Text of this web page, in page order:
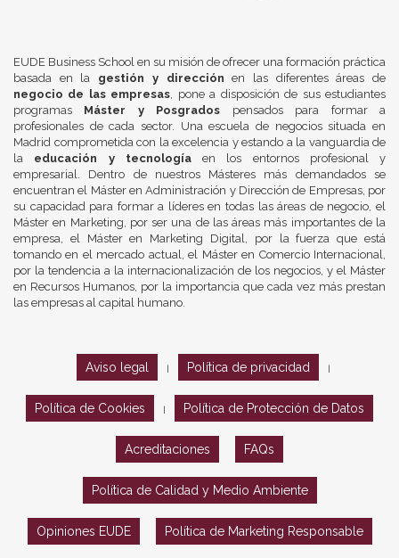
EUDE Business School en su misión de ofrecer una formación práctica
basada en la gestión y dirección en las diferentes áreas de
negocio de las empresas, pone a disposición de sus estudiantes
programas Máster y Posgrados pensados para formar a
profesionales de cada sector. Una escuela de negocios situada en
Madrid comprometida con la excelencia y estando a la vanguardia de
la educación y tecnologíaen los entornos profesional y
empresarial. Dentro de nuestros Másteres más demandados se
encuentran el Máster en Administración y Dirección de Empresas, por
su capacidad para formar a líderes en todas las áreas de negocio, el
Máster en Marketing, por ser una de las áreas más importantes de la
empresa, el Máster en Marketing Digital, por la fuerza que está
tomando en el mercado actual, el Máster en Comercio Internacional,
por la tendencia a la internacionalización de los negocios, y el Máster
en Recursos Humanos, por la importancia que cada vez más prestan
las empresas al capital humano.
Aviso legal Política de privacidad
Política de Cookies Política de Protección de Datos
Acreditaciones FAQs
Política de Calidad y Medio Ambiente
Opiniones EUDE Política de Marketing Responsable